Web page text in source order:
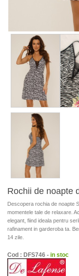
Rochii de noapte
Descopera rochia de noapte
momentele tale de relaxare.
elegant, fiind ideala pentru
rafinament in garderoba ta.
14 zile.
Cod : DFS746 - in stoc